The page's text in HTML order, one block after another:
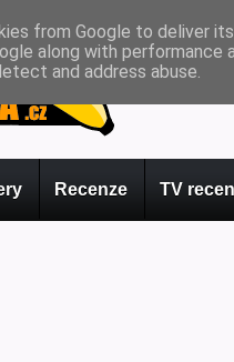
Recenze TV
from Google to deliver
along with
and address abuse.